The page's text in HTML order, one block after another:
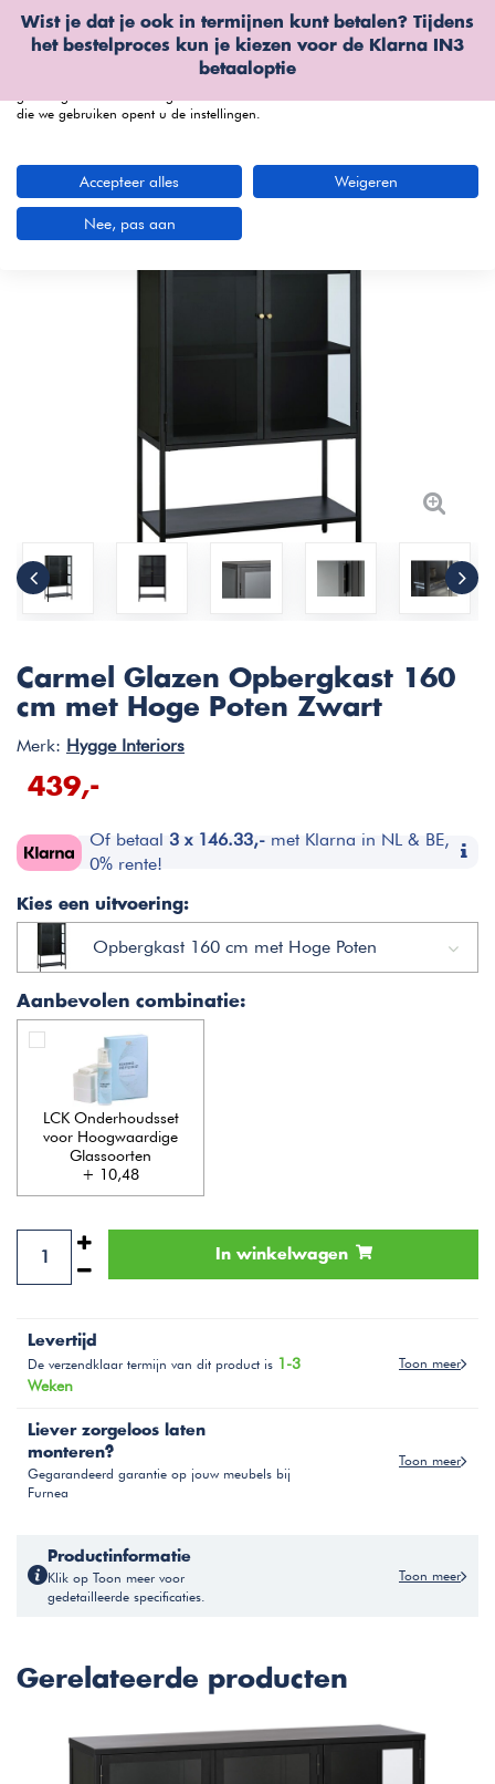
Wist je dat je ook in termijnen kunt betalen? Tijdens
het bestelproces kun je kiezen voor de Klarna IN3
betaaloptie
Carmel Glazen Opbergkast 160
cm met Hoge Poten Zwart
Merk: Hygge Interiors
439,-
Of betaal 3 x 146.33,- met Klarna in NL & BE,
0% rente!
Kies een uitvoering:
Opbergkast 160 cm met Hoge Poten
Aanbevolen combinatie:
LCK Onderhoudsset
voor Hoogwaardige
Glassoorten
+ 10,48
In winkelwagen
Levertijd
De verzendklaar termijn van dit product is 1-3
Weken
Toon meer
Liever zorgeloos laten
monteren?
Gegarandeerd garantie op jouw meubels bij
Furnea
Toon meer
Productinformatie
Klik op Toon meer voor
gedetailleerde specificaties.
Toon meer
Gerelateerde producten
Wij gebruiken cookies
We kunnen deze plaatsen voor analyse van onze bezoekersgegevens, om
onze website te verbeteren, gepersonaliseerde inhoud te tonen en om u een
die we gebruiken opent u de instellingen.
Accepteer alles Weigeren
Nee, pas aan